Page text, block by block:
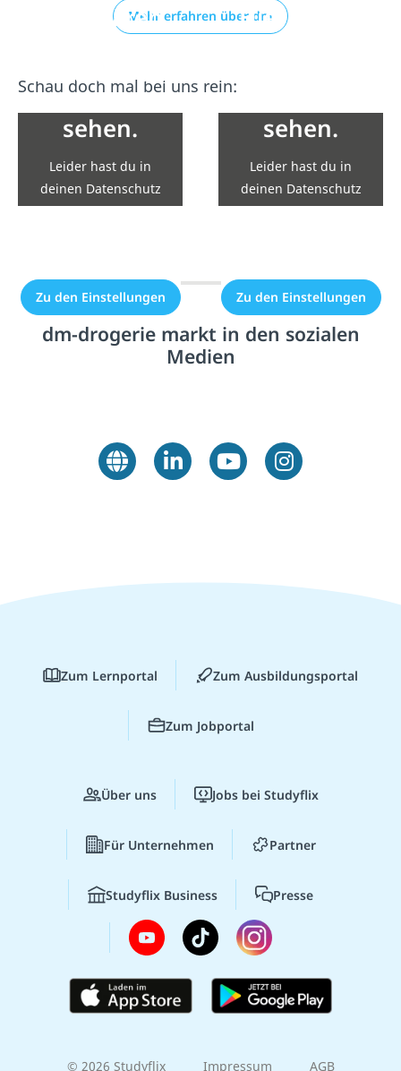
Mehr erfahren über dm
Schau doch mal bei uns rein:
Hier wären
eigentlich
Inhalte von
YouTube zu
sehen.
Leider hast du in
deinen Datenschutz
Einstellungen die
Zu den Einstellungen
Hier wären
eigentlich
YouTube zu
sehen.
Leider hast du in
deinen Datenschutz
Einstellungen die
Zu den Einstellungen
dm-drogerie markt in den sozialen
Medien
Zum Lernportal Zum Ausbildungsportal
Zum Jobportal
Über uns Jobs bei Studyflix
Für Unternehmen Partner
Studyflix Business Presse
© 2026 Studyflix Impressum AGB